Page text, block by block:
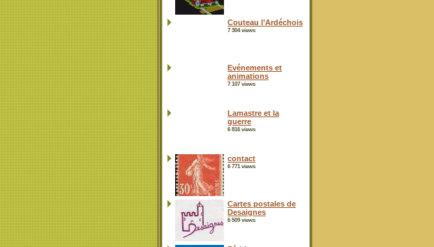
Couteau l’Ardéchois
7 304 views
Evénements et
animations
7 107 views
Lamastre et la
guerre
6 816 views
contact
6 771 views
Cartes postales de
Desaignes
6 509 views